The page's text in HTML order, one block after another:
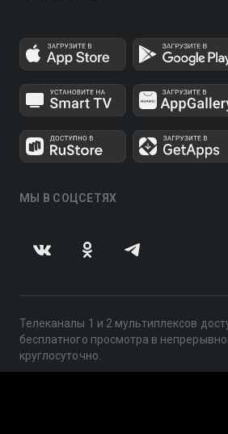
МЫ В СОЦСЕТЯХ
Телеканалы 1 и 2 мультиплексов
бесплатного просмотра в
круглосуточно.